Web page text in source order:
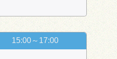
15:00～17:00